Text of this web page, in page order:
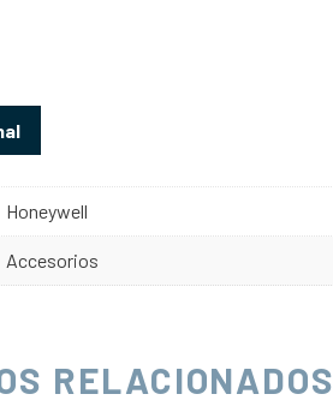
Honeywell
Accesorios
RELACIONADOS